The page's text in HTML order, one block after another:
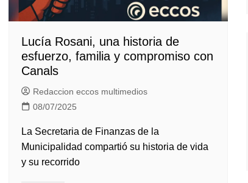
Lucía Rosani, una historia de
esfuerzo, familia y compromiso con
Canals
Redaccion eccos multimedios
08/07/2025
La Secretaria de Finanzas de la
Municipalidad compartió su historia de vida
y su recorrido